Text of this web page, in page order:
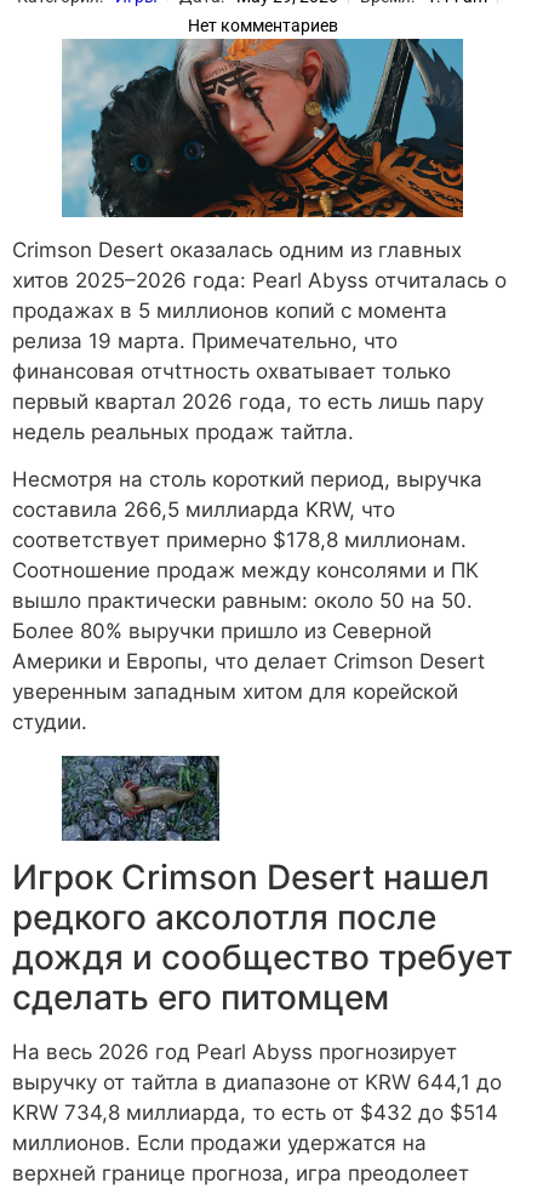
Нет комментариев
Crimson Desert оказалась одним из главных
хитов 2025–2026 года: Pearl Abyss отчиталась о
продажах в 5 миллионов копий с момента
релиза 19 марта. Примечательно, что
финансовая отчtтность охватывает только
первый квартал 2026 года, то есть лишь пару
недель реальных продаж тайтла.
Несмотря на столь короткий период, выручка
составила 266,5 миллиарда KRW, что
соответствует примерно $178,8 миллионам.
Соотношение продаж между консолями и ПК
вышло практически равным: около 50 на 50.
Более 80% выручки пришло из Северной
Америки и Европы, что делает Crimson Desert
уверенным западным хитом для корейской
студии.
Игрок Crimson Desert нашел
редкого аксолотля после
дождя и сообщество требует
сделать его питомцем
На весь 2026 год Pearl Abyss прогнозирует
выручку от тайтла в диапазоне от KRW 644,1 до
KRW 734,8 миллиарда, то есть от $432 до $514
миллионов. Если продажи удержатся на
верхней границе прогноза, игра преодолеет